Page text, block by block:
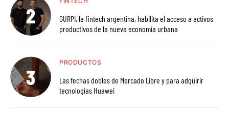
GURPI, la fintech argentina, habilita el acceso a activos
productivos de la nueva economía urbana
PRODUCTOS
Las fechas dobles de Mercado Libre y para adquirir
tecnologías Huawei